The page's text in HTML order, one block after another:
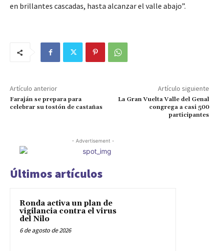
en brillantes cascadas, hasta alcanzar el valle abajo”.
Artículo anterior
Faraján se prepara para
celebrar su tostón de castañas
Artículo siguiente
La Gran Vuelta Valle del Genal
congrega a casi 500
participantes
- Advertisement -
Últimos artículos
Ronda activa un plan de
vigilancia contra el virus
del Nilo
6 de agosto de 2026